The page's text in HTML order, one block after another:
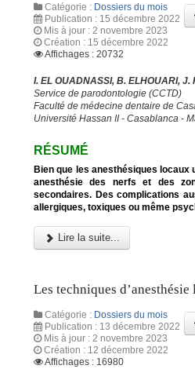
Catégorie : Dossiers du mois
Publication : 15 décembre 2022
Mis à jour : 2 novembre 2023
Création : 15 décembre 2022
Affichages : 20732
I. EL OUADNASSI, B. ELHOUARI, J.
Service de parodontologie (CCTD)
Faculté de médecine dentaire de
Université Hassan II - Casablanca -
RÉSUMÉ
Bien que les anesthésiques
anesthésie des nerfs et des
secondaires. Des complications
allergiques, toxiques ou même
Lire la suite...
Les techniques
Catégorie : Dossiers du mois
Publication : 13 décembre 2022
Mis à jour : 2 novembre 2023
Création : 12 décembre 2022
Affichages : 16980